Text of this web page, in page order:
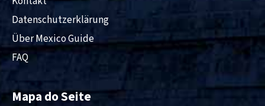
Datenschutzerklärung
Über Mexico Guide
FAQ
Mapa do Seite